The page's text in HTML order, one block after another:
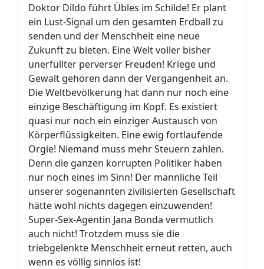
Doktor Dildo führt Übles im Schilde! Er plant
ein Lust-Signal um den gesamten Erdball zu
senden und der Menschheit eine neue
Zukunft zu bieten. Eine Welt voller bisher
unerfüllter perverser Freuden! Kriege und
Gewalt gehören dann der Vergangenheit an.
Die Weltbevölkerung hat dann nur noch eine
einzige Beschäftigung im Kopf. Es existiert
quasi nur noch ein einziger Austausch von
Körperflüssigkeiten. Eine ewig fortlaufende
Orgie! Niemand muss mehr Steuern zahlen.
Denn die ganzen korrupten Politiker haben
nur noch eines im Sinn! Der männliche Teil
unserer sogenannten zivilisierten Gesellschaft
hätte wohl nichts dagegen einzuwenden!
Super-Sex-Agentin Jana Bonda vermutlich
auch nicht! Trotzdem muss sie die
triebgelenkte Menschheit erneut retten, auch
wenn es völlig sinnlos ist!